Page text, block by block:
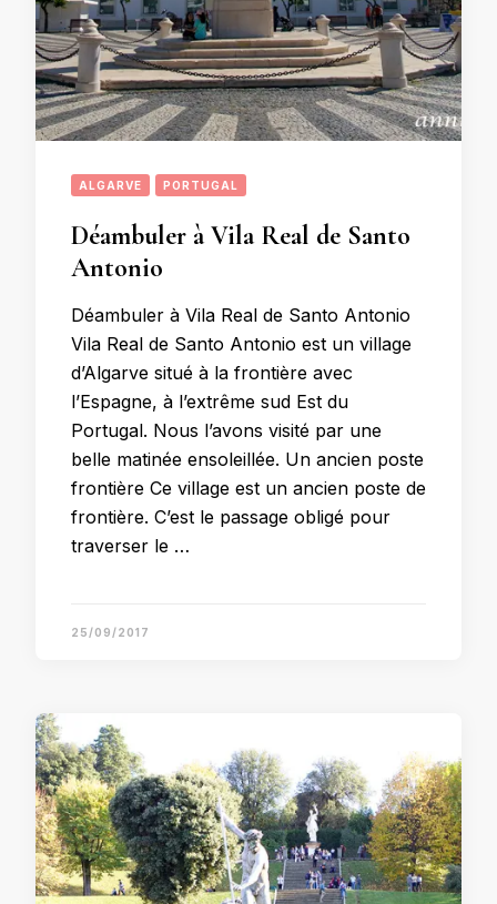
ALGARVE PORTUGAL
Déambuler à Vila Real de Santo
Antonio
Déambuler à Vila Real de Santo Antonio
Vila Real de Santo Antonio est un village
d’Algarve situé à la frontière avec
l’Espagne, à l’extrême sud Est du
Portugal. Nous l’avons visité par une
belle matinée ensoleillée. Un ancien poste
frontière Ce village est un ancien poste de
frontière. C’est le passage obligé pour
traverser le …
25/09/2017